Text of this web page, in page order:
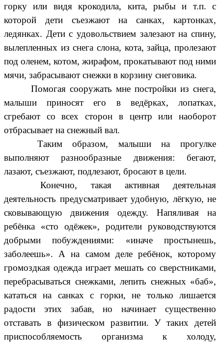
горку или видя крокодила, кита, рыбы и т.п. с
которой дети съезжают на санках, картонках,
ледянках. Дети с удовольствием залезают на спину,
вылепленных из снега слона, кота, зайца, пролезают
под оленем, котом, жирафом, прокатывают под ними
мячи, забрасывают снежки в корзину снеговика.
Помогая сооружать мне постройки из снега,
малыши приносят его в ведёрках, лопатках,
сгребают со всех сторон в центр или наоборот
отбрасывает на снежный вал.
Таким образом, малыши на прогулке
выполняют разнообразные движения: бегают,
лазают, съезжают, подлезают, бросают в цели.
Конечно, такая активная деятельная
деятельность предусматривает удобную, лёгкую, не
сковывающую движения одежду. Напяливая на
ребёнка «сто одёжек», родители руководствуются
добрыми побуждениями: «иначе простынешь,
заболеешь». А на самом деле ребёнок, которому
громоздкая одежда играет мешать со сверстниками,
перебрасываться снежками, лепить снежных «баб»,
кататься на санках с горки, не только лишается
радости этих забав, но начинает существенно
отставать в физическом развитии. У таких детей
приспособляемость организма к холоду,